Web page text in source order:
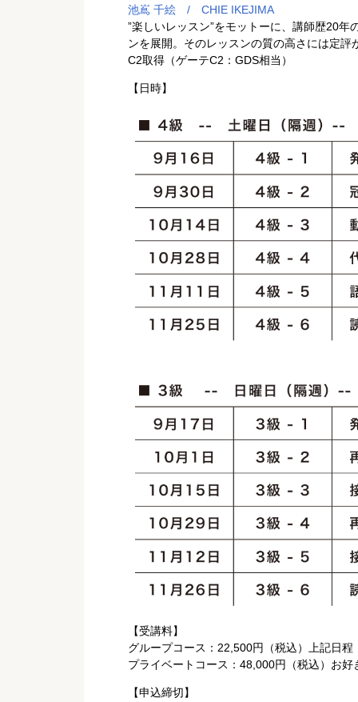
池嶌 千絵 / CHIE IKEJIMA
”楽しいレッスン”をモットーに、講師歴20
ンを展開。そのレッスンの質の高さには定
C2取得（ゲーテC2：GDS相当）
【日時】
【受講料】
グループコース：22,500円（税込）上記日程
プライベートコース：48,000円（税込）お
【申込締切】